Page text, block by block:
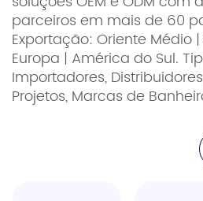
parceiros em mais de 60
Exportação: Oriente Médio
Europa | América do Sul.
Importadores,
Projetos, Marcas de